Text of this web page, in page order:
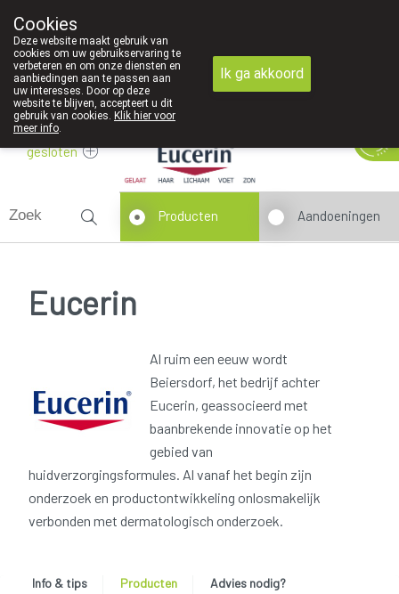
gesloten
Producten Aandoeningen
Eucerin
Al ruim een eeuw wordt
Beiersdorf, het bedrijf achter
Eucerin, geassocieerd met
baanbrekende innovatie op het
gebied van
huidverzorgingsformules. Al vanaf het begin zijn
onderzoek en productontwikkeling onlosmakelijk
verbonden met dermatologisch onderzoek.
Info & tips Producten Advies nodig?
Cookies
Deze website maakt gebruik van
cookies om uw gebruikservaring te
verbeteren en om onze diensten en
aanbiedingen aan te passen aan
uw interesses. Door op deze
website te blijven, accepteert u dit
gebruik van cookies. Klik hier voor
meer info.
Ik ga akkoord